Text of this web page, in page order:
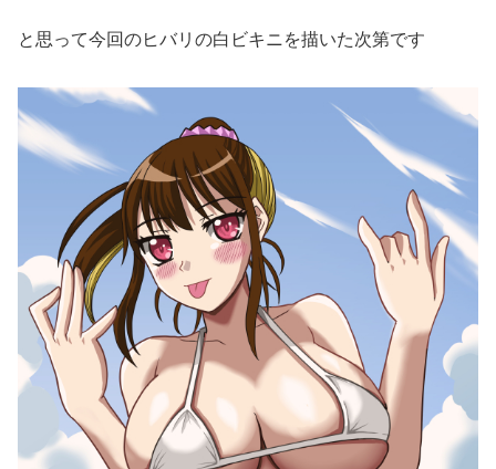
と思って今回のヒバリの白ビキニを描いた次第です